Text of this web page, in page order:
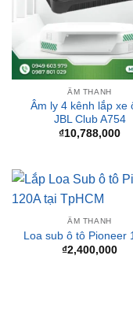
ÂM THANH
Âm ly 4 kênh lắp xe
JBL Club A754
10,788,000
ÂM THANH
Loa sub ô tô Pioneer
2,400,000